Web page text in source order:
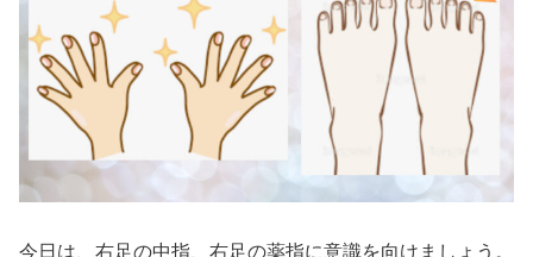
今日は、右足の中指、右足の薬指に意識を向けましょう。